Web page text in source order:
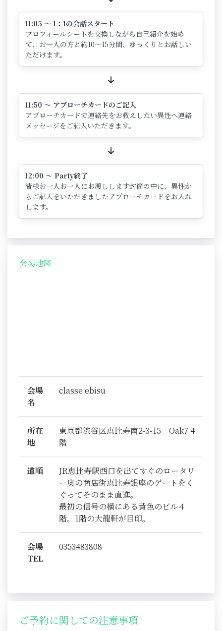
11:05 ～ 1：1の会話スタート
プロフィールシートを交換しながら自己紹介を始め
て、お一人の方と約10～15分間、ゆっくりとお話しい
ただけます。
11:50 ～ アプローチカードのご記入
アプローチカードで連絡先をお教えしたい異性へ連絡
メッセージをご記入いただきます。
12:00 ～ Party終了
皆様お一人お一人にお渡しします封筒の中に、異性か
らご記入をいただきましたアプローチカードをお入れ
します。
会場地図
会場
名
classe ebisu
所在
地
東京都渋谷区恵比寿南2-3-15 Oak7 4
階
道順
JR恵比寿駅西口を出てすぐのロータリ
ー奥の商店街恵比寿銀座のゲートをく
ぐってそのまま直進。
最初の信号の横にある黄色のビル４
階。1階の大龍軒が目印。
会場
TEL
0353483808
ご予約に関しての注意事項